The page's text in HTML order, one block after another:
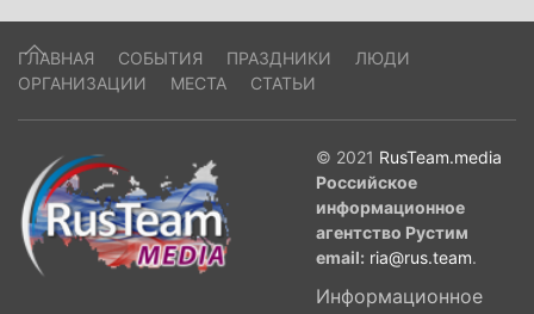
ГЛАВНАЯ СОБЫТИЯ ПРАЗДНИКИ
ЛЮДИ
ОРГАНИЗАЦИИ
МЕСТА СТАТЬИ
© 2021 RusTeam.media
Российское
информационное
агентство Рустим
email: ria@rus.team.
Информационное